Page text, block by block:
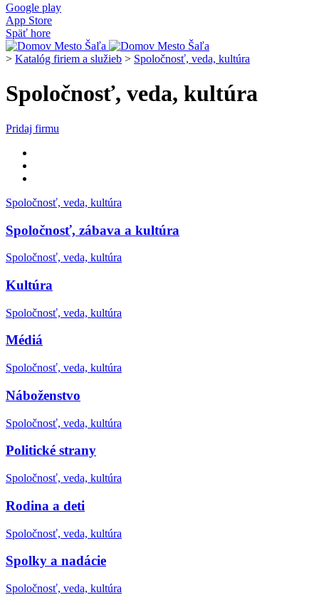
Google play
App Store
Späť hore
> Katalóg firiem a služieb > Spoločnosť, veda, kultúra
Spoločnosť, veda, kultúra
Pridaj firmu
Spoločnosť, veda, kultúra
Spoločnosť, zábava a kultúra
Spoločnosť, veda, kultúra
Kultúra
Spoločnosť, veda, kultúra
Médiá
Spoločnosť, veda, kultúra
Náboženstvo
Spoločnosť, veda, kultúra
Politické strany
Spoločnosť, veda, kultúra
Rodina a deti
Spoločnosť, veda, kultúra
Spolky a nadácie
Spoločnosť, veda, kultúra